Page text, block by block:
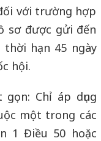
với trường hợp
sơ được gửi đến
thời hạn 45 ngày
hội.
Chỉ áp dụng
một trong các
1 Điều 50 hoặc